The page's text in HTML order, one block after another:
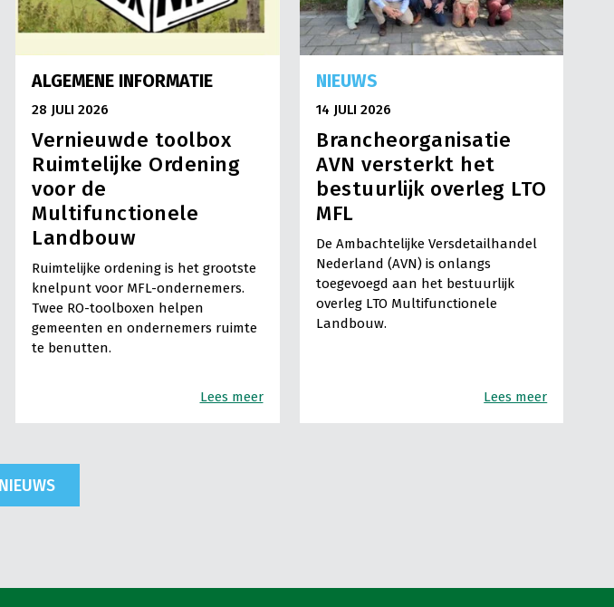
ALGEMENE INFORMATIE
28 JULI 2026
Vernieuwde toolbox
Ruimtelijke Ordening
voor de
Multifunctionele
Landbouw
Ruimtelijke ordening is het grootste
knelpunt voor MFL-ondernemers.
Twee RO-toolboxen helpen
gemeenten en ondernemers ruimte
te benutten.
Lees meer
NIEUWS
14 JULI 2026
Brancheorganisatie
AVN versterkt het
bestuurlijk overleg LTO
MFL
De Ambachtelijke Versdetailhandel
Nederland (AVN) is onlangs
toegevoegd aan het bestuurlijk
overleg LTO Multifunctionele
Landbouw.
Lees meer